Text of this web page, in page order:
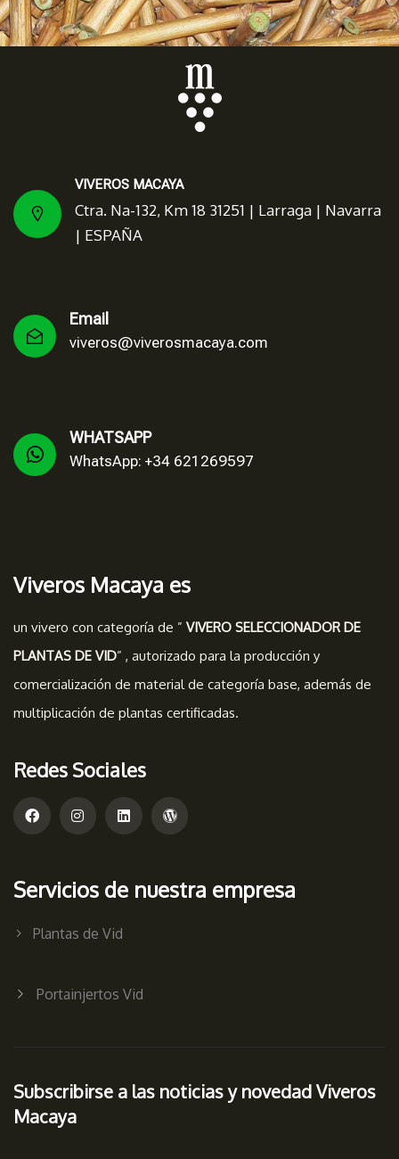
VIVEROS MACAYA
Ctra. Na-132, Km 18 31251 | Larraga | Navarra
| ESPAÑA
Email
viveros@viverosmacaya.com
WHATSAPP
WhatsApp: +34 621269597
Viveros Macaya es
un vivero con categoría de ” VIVERO SELECCIONADOR DE
PLANTAS DE VID” , autorizado para la producción y
comercialización de material de categoría base, además de
multiplicación de plantas certificadas.
Redes Sociales
Servicios de nuestra empresa
Plantas de Vid
Portainjertos Vid
Subscribirse a las noticias y novedad Viveros
Macaya